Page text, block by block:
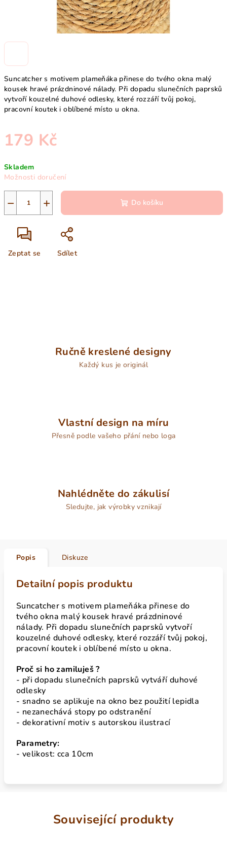
Suncatcher s motivem plameňáka přinese do tvého okna malý
kousek hravé prázdninové nálady. Při dopadu slunečních paprsků
vytvoří kouzelné duhové odlesky, které rozzáří tvůj pokoj,
pracovní koutek i oblíbené místo u okna.
179 Kč
cena:
Skladem
Možnosti doručení
+
− Do košíku
Zeptat se Sdílet
Ručně kreslené designy
Každý kus je originál
Vlastní design na míru
Přesně podle vašeho přání nebo loga
Nahlédněte do zákulisí
Sledujte, jak výrobky vznikají
Popis Diskuze
Detailní popis produktu
Suncatcher s motivem plameňáka přinese do
tvého okna malý kousek hravé prázdninové
nálady. Při dopadu slunečních paprsků vytvoří
kouzelné duhové odlesky, které rozzáří tvůj pokoj,
pracovní koutek i oblíbené místo u okna.
Proč si ho zamiluješ ?
- při dopadu slunečních paprsků vytváří duhové
odlesky
- snadno se aplikuje na okno bez použití lepidla
- nezanechává stopy po odstranění
- dekorativní motiv s autorskou ilustrací
Parametry:
- velikost: cca 10cm
Související produkty